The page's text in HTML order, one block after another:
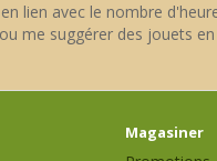
lien avec le nombre
me suggérer des jouets en
Magasiner